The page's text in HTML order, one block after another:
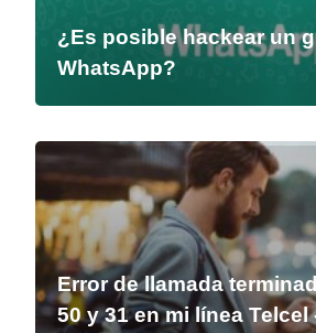
¿Es posible hackear un
WhatsApp?
Error de llamada
50 y 31 en mi línea